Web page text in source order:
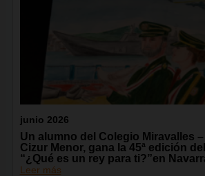
junio 2026
Un alumno del Colegio Miravalles
Cizur Menor, gana la 45ª edición
“¿Qué es un rey para ti?”en
Leer más